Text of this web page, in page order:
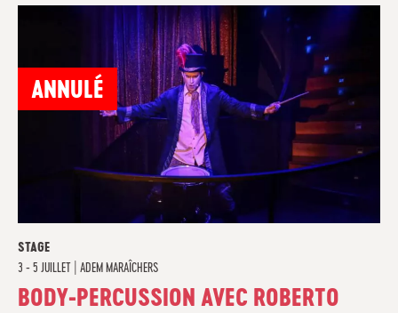
ANNULÉ
STAGE
3 - 5 JUILLET
ADEM MARAÎCHERS
BODY-PERCUSSION AVEC ROBERTO